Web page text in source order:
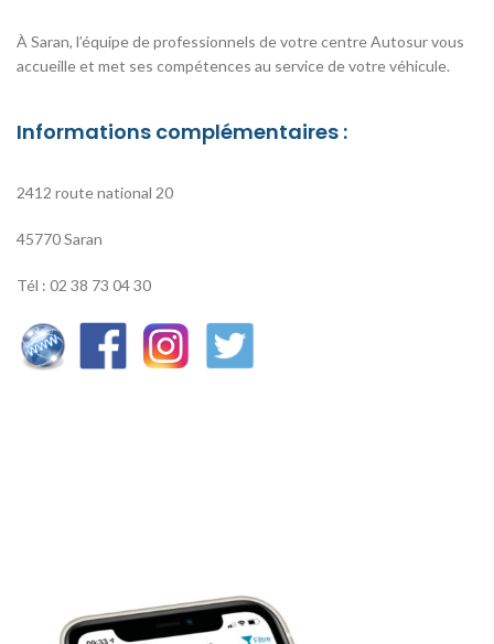
À Saran, l’équipe de professionnels de votre centre Autosur vous
accueille et met ses compétences au service de votre véhicule.
Informations complémentaires :
2412 route national 20
45770 Saran
Tél : 02 38 73 04 30